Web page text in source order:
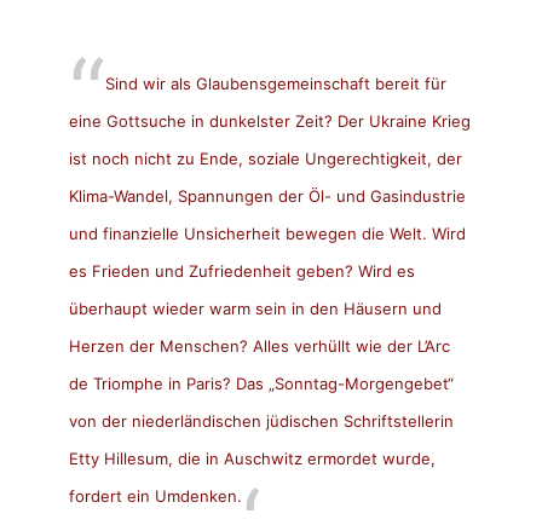
Sind wir als Glaubensgemeinschaft bereit für
eine Gottsuche in dunkelster Zeit? Der Ukraine Krieg
ist noch nicht zu Ende, soziale Ungerechtigkeit, der
Klima-Wandel, Spannungen der Öl- und Gasindustrie
und finanzielle Unsicherheit bewegen die Welt. Wird
es Frieden und Zufriedenheit geben? Wird es
überhaupt wieder warm sein in den Häusern und
Herzen der Menschen? Alles verhüllt wie der L’Arc
de Triomphe in Paris? Das „Sonntag-Morgengebet“
von der niederländischen jüdischen Schriftstellerin
Etty Hillesum, die in Auschwitz ermordet wurde,
fordert ein Umdenken.